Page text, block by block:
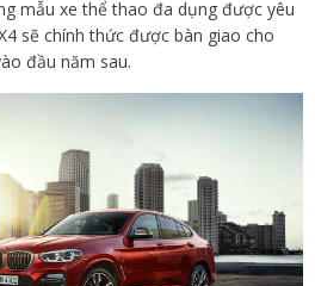
mẫu xe thể thao đa dụng được yêu
sẽ chính thức được bàn giao cho
đầu năm sau.